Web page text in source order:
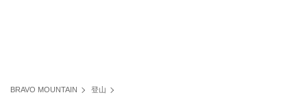
BRAVO MOUNTAIN
登山